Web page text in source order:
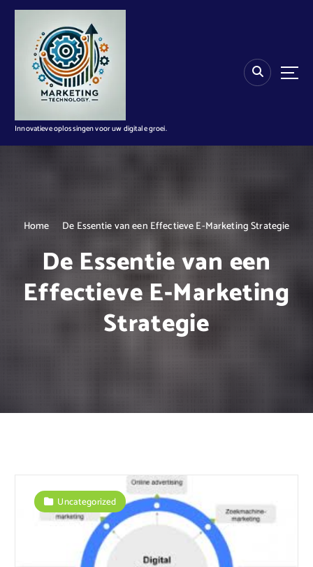
n
Innovatieve oplossingen voor uw digitale groei.
Home De Essentie van een Effectieve E-Marketing Strategie
De Essentie van een
Effectieve E-Marketing
Strategie
Uncategorized